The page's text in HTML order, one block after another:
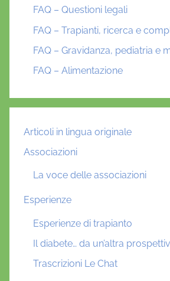
FAQ – Questioni legali
FAQ – Trapianti, ricerca e
FAQ – Gravidanza, pediatria e
FAQ – Alimentazione
Articoli in lingua originale
Associazioni
La voce delle associazioni
Esperienze
Esperienze di trapianto
Il diabete… da un’altra
Trascrizioni Le Chat